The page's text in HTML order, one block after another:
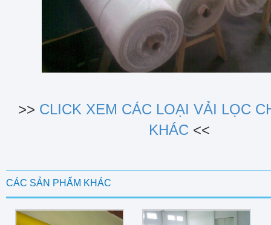
>> CLICK XEM CÁC LOẠI VẢI LỌC
KHÁC <<
CÁC SẢN PHẨM KHÁC